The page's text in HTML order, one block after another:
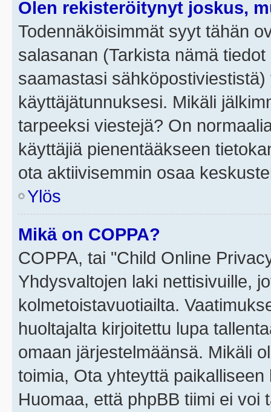
Olen rekisteröitynyt joskus,
Todennäköisimmät syyt tähän
salasanan (Tarkista nämä
saamastasi
käyttäjätunnuksesi. Mikäli
tarpeeksi viestejä? On
käyttäjiä pienentääkseen
ota aktiivisemmin osaa
Ylös
Mikä on COPPA?
COPPA, tai "Child Online
Yhdysvaltojen laki nettisivuille,
kolmetoistavuotiailta.
huoltajalta kirjoitettu lupa
omaan järjestelmäänsä. Mikäli
toimia, Ota yhteyttä
Huomaa, että phpBB tiimi ei voi